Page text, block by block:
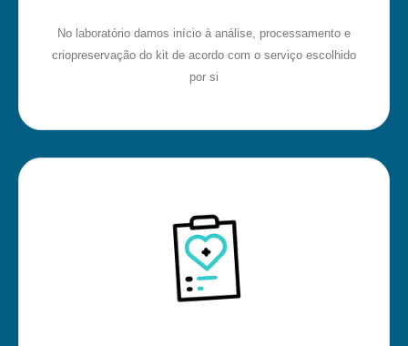
No laboratório damos início à análise, processamento e
criopreservação do kit de acordo com o serviço escolhido
por si